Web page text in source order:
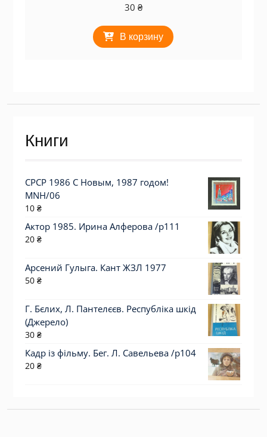
30 ₴
В корзину
Книги
СРСР 1986 С Новым, 1987 годом!
MNH/06
10 ₴
Актор 1985. Ирина Алферова /p111
20 ₴
Арсений Гулыга. Кант ЖЗЛ 1977
50 ₴
Г. Бєлих, Л. Пантелєєв. Республіка шкід
(Джерело)
30 ₴
Кадр із фільму. Бег. Л. Савельева /p104
20 ₴